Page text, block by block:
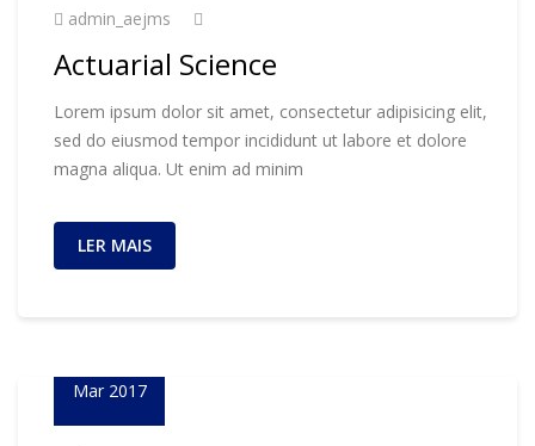
admin_aejms
Actuarial Science
Lorem ipsum dolor sit amet, consectetur adipisicing elit,
sed do eiusmod tempor incididunt ut labore et dolore
magna aliqua. Ut enim ad minim
LER MAIS
Mar 2017